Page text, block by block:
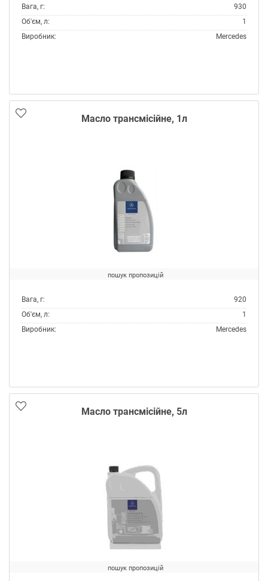
Вага, г:
930
Об'єм, л:
1
Виробник:
Mercedes
Масло трансмісійне, 1л
пошук пропозицій
Вага, г:
920
Об'єм, л:
1
Виробник:
Mercedes
Масло трансмісійне, 5л
пошук пропозицій